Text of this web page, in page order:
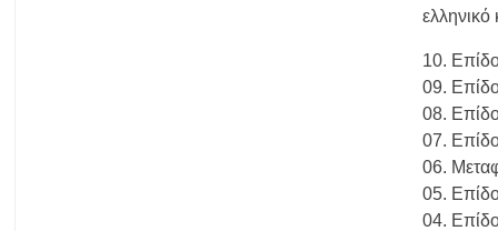
Νέες χρηματοδοτήσεις από το Πράσινο Ταμείο για δήμους της
Με λαμπρότητα πραγματοποιήθηκε η πανήγυρη του
Έρευνα απαντάει: Πόσο χρόνο κερδίζουμε υπερβαίνοντας το όριο
Χαλκιδική: Άμεση η κατάσβεση πυρκαγιάς σε χαμηλή βλάστηση
Η ΘΕΙΑ ΜΕΤΑΜΟΡΦΩΣΙΣ ΤΟΥ ΣΩΤΗΡΟΣ ΗΜΩΝ ΙΗΣΟΥ
ελληνικό
10.
09.
08.
07.
06.
05.
04.